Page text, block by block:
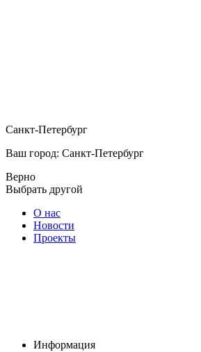
Санкт-Петербург
Ваш город: Санкт-Петербург
Верно
Выбрать другой
О нас
Новости
Проекты
Информация